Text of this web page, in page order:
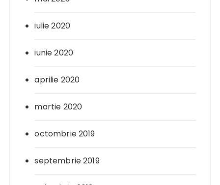
iulie 2020
iunie 2020
aprilie 2020
martie 2020
octombrie 2019
septembrie 2019